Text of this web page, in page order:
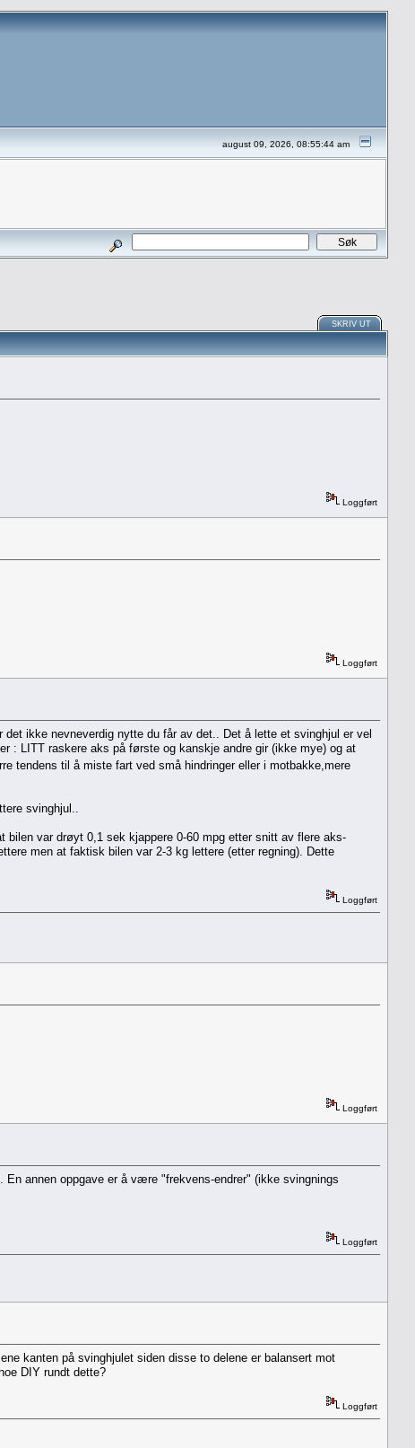
august 09, 2026, 08:55:44 am
SKRIV UT
Loggført
Loggført
ikke nevneverdig nytte du får av det.. Det å lette et svinghjul er vel
: LITT raskere aks på første og kanskje andre gir (ikke mye) og at
tendens til å miste fart ved små hindringer eller i motbakke,mere
svinghjul..
bilen var drøyt 0,1 sek kjappere 0-60 mpg etter snitt av flere aks-
men at faktisk bilen var 2-3 kg lettere (etter regning). Dette
Loggført
Loggført
annen oppgave er å være "frekvens-endrer" (ikke svingnings
Loggført
kanten på svinghjulet siden disse to delene er balansert mot
DIY rundt dette?
Loggført